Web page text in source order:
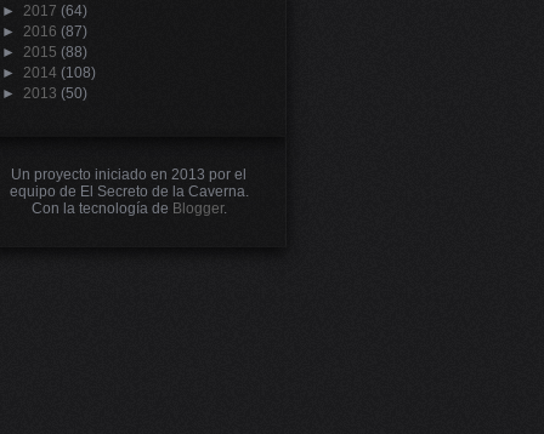
► 2017 (64)
► 2016 (87)
► 2015 (88)
► 2014 (108)
► 2013 (50)
Un proyecto iniciado en 2013 por el
equipo de El Secreto de la Caverna.
Con la tecnología de Blogger.